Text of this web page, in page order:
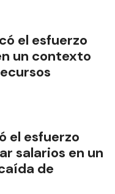
el esfuerzo
un contexto
el esfuerzo
salarios en un
de